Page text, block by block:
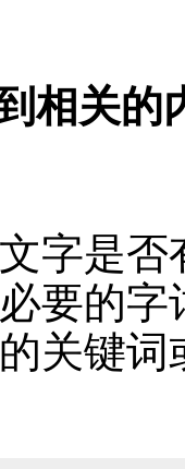
相关的
字是否
要的字
关键